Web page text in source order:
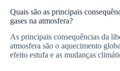
Quais são as principais
gases na atmosfera?
As principais consequências da
atmosfera são o aquecimento
efeito estufa e as mudanças